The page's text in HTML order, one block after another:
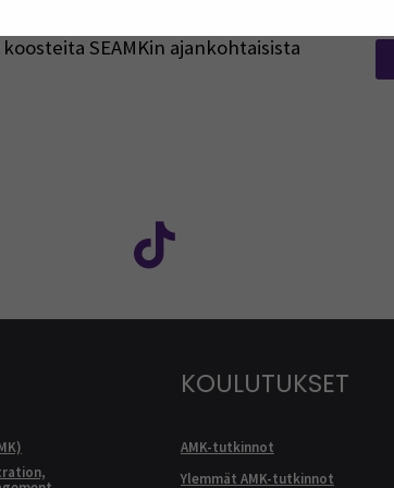
SEAMKin ajankohtaisista
KOULUTUKSET
AMK-tutkinnot
Ylemmät AMK-tutkinnot